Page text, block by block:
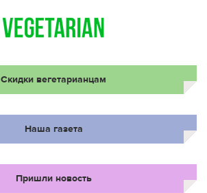
Скидки вегетарианцам
Наша газета
Пришли новость